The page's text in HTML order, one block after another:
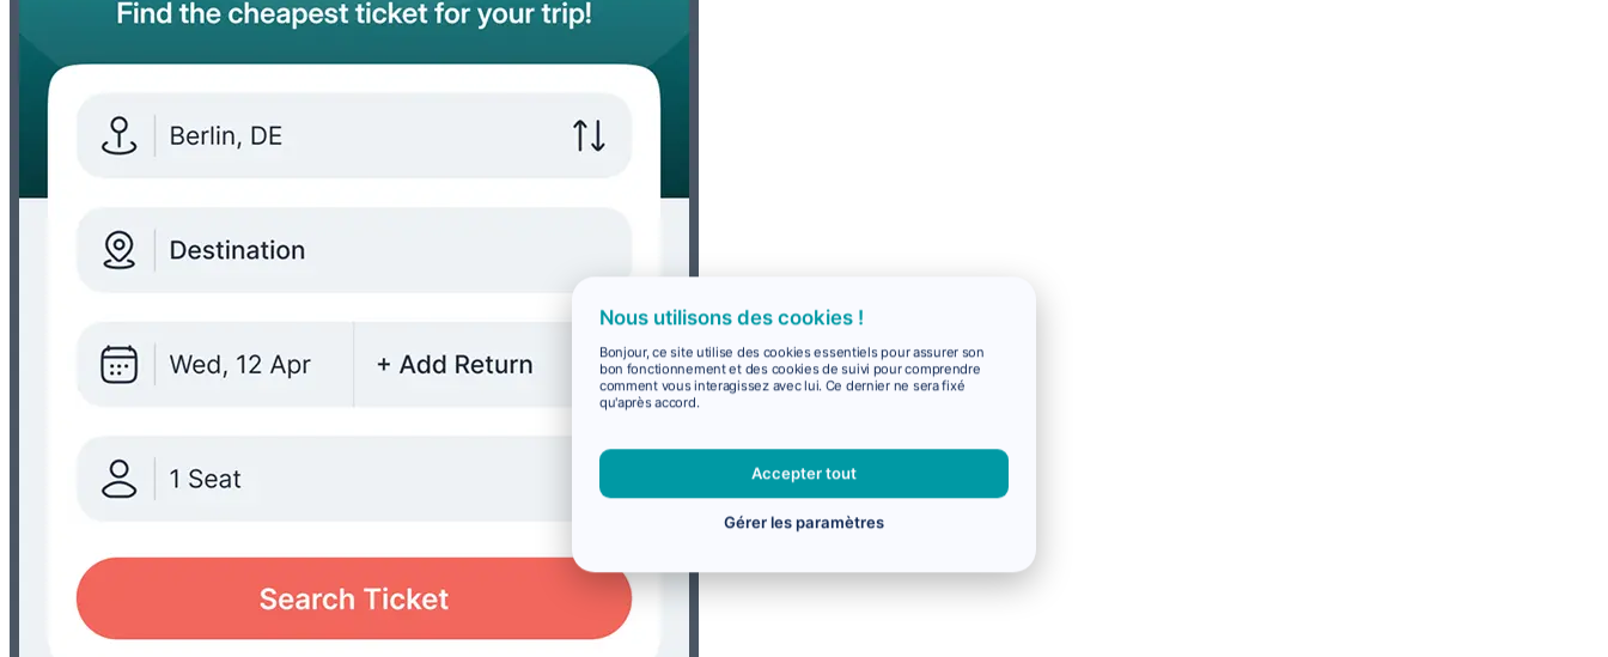
Nous utilisons des cookies !
Bonjour, ce site utilise des cookies essentiels pour assurer son
bon fonctionnement et des cookies de suivi pour comprendre
comment vous interagissez avec lui. Ce dernier ne sera fixé
qu'après accord.
Accepter tout
Gérer les paramètres